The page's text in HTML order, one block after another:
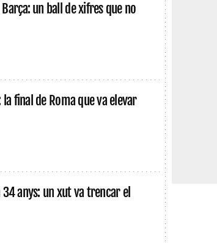
un ball de xifres que no
la final de Roma que va elevar
anys: un xut va trencar el